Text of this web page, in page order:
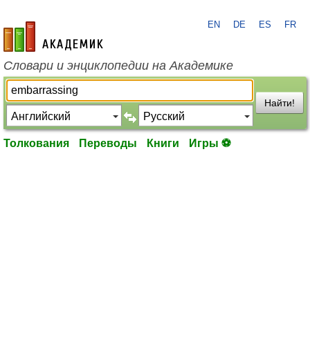
academic.ru
EN DE ES FR
Словари и энциклопедии на Академике
Найти!
Толкования Переводы Книги Игры ⚽